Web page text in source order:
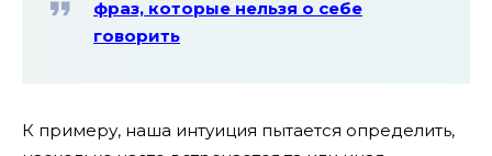
фраз, которые нельзя о себе
говорить
К примеру, наша интуиция пытается определить,